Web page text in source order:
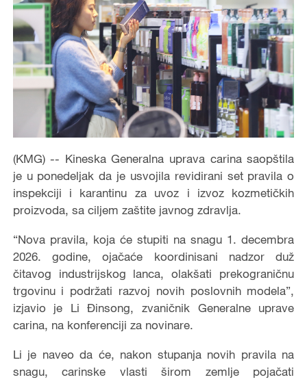
(KMG) -- Kineska Generalna uprava carina saopštila
je u ponedeljak da je usvojila revidirani set pravila o
inspekciji i karantinu za uvoz i izvoz kozmetičkih
proizvoda, sa ciljem zaštite javnog zdravlja.
“Nova pravila, koja će stupiti na snagu 1. decembra
2026. godine, ojačaće koordinisani nadzor duž
čitavog industrijskog lanca, olakšati prekograničnu
trgovinu i podržati razvoj novih poslovnih modela”,
izjavio je Li Đinsong, zvaničnik Generalne uprave
carina, na konferenciji za novinare.
Li je naveo da će, nakon stupanja novih pravila na
snagu, carinske vlasti širom zemlje pojačati